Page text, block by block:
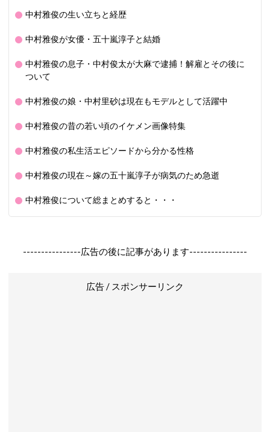
中村雅俊の生い立ちと経歴
中村雅俊が女優・五十嵐淳子と結婚
中村雅俊の息子・中村俊太が大麻で逮捕！解雇とその後に
ついて
中村雅俊の娘・中村里砂は現在もモデルとして活躍中
中村雅俊の昔の若い頃のイケメン画像特集
中村雅俊の私生活エピソードから分かる性格
中村雅俊の現在～嫁の五十嵐淳子が病気のため急逝
中村雅俊について総まとめすると・・・
----------------広告の後に記事があります----------------
広告 / スポンサーリンク